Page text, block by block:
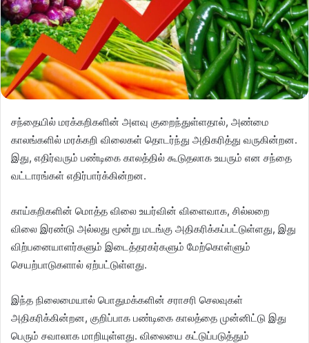
சந்தையில் மரக்கறிகளின் அளவு குறைந்துள்ளதால், அண்மை
காலங்களில் மரக்கறி விலைகள் தொடர்ந்து அதிகரித்து வருகின்றன.
இது, எதிர்வரும் பண்டிகை காலத்தில் கூடுதலாக உயரும் என சந்தை
வட்டாரங்கள் எதிர்பார்க்கின்றன.
காய்கறிகளின் மொத்த விலை உயர்வின் விளைவாக, சில்லறை
விலை இரண்டு அல்லது மூன்று மடங்கு அதிகரிக்கப்பட்டுள்ளது, இது
விற்பனையாளர்களும் இடைத்தரகர்களும் மேற்கொள்ளும்
செயற்பாடுகளால் ஏற்பட்டுள்ளது.
இந்த நிலைமையால் பொதுமக்களின் சராசரி செலவுகள்
அதிகரிக்கின்றன, குறிப்பாக பண்டிகை காலத்தை முன்னிட்டு இது
பெரும் சவாலாக மாறியுள்ளது. விலையை கட்டுப்படுத்தும்